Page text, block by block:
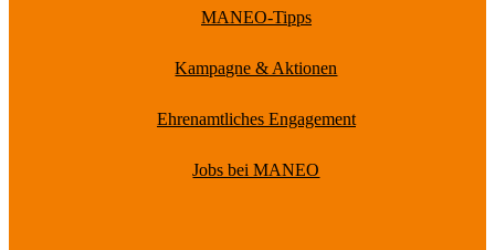
MANEO-Tipps
Kampagne & Aktionen
Ehrenamtliches Engagement
Jobs bei MANEO